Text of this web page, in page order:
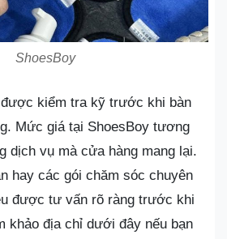
ShoesBoy
được kiểm tra kỹ trước khi bàn
Mức giá tại ShoesBoy tương
dịch vụ mà cửa hàng mang lại.
hay các gói chăm sóc chuyên
được tư vấn rõ ràng trước khi
khảo địa chỉ dưới đây nếu bạn